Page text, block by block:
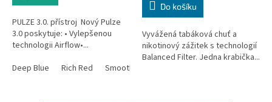
5
hvězdiček.
PULZE 3.0. přístroj Nový Pulze
3.0 poskytuje: • Vylepšenou
technologii Airflow•...
Deep Blue
Rich Red Smooth Silver
Do košíku
Vyvážená tabáková chuť a
nikotinový zážitek s technologií
Balanced Filter. Jedna krabička...